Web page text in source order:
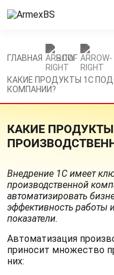
ГЛАВНАЯ БЛОГ
КАКИЕ ПРОДУКТЫ 1С
КОМПАНИИ?
КАКИЕ
Внедрение 1С имеет
производственной
автоматизировать
эффективность работы
показатели.
Автоматизация
приносит множество
них: